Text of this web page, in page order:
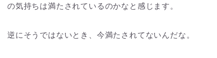
の気持ちは満たされているのかなと感じます。
逆にそうではないとき、今満たされてないんだな。